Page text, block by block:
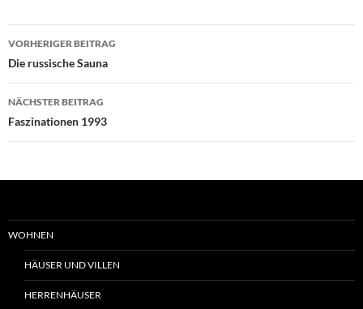
Beitrags-
Navigation
VORHERIGER BEITRAG
Die russische Sauna
NÄCHSTER BEITRAG
Faszinationen 1993
WOHNEN
HÄUSER UND VILLEN
HERRENHÄUSER